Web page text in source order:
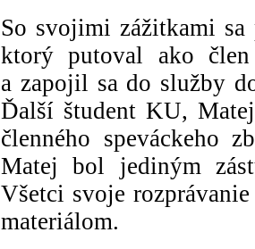
So svojimi zážitkami
ktorý putoval ako
a zapojil sa do služby
Ďalší študent KU,
členného speváckeho
Matej bol jediným
Všetci svoje
materiálom.